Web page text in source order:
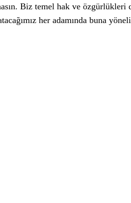
Biz temel hak ve özgürlükleri
her adamında buna